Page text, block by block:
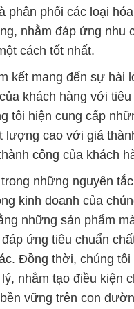
khách hàng với tiêu
tôi hiện cung cấp
lượng cao với giá
công của khách
những nguyên
kinh doanh của
những sản phẩm
ứng tiêu chuẩn
Đồng thời, chúng tôi
nhằm tạo điều kiện
vững trên con
Đắc Trường Phát
nhu cầu về hóa
nghề và lĩnh vực